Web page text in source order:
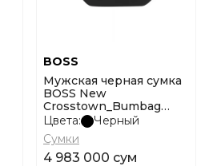
BOSS
Мужская черная сумка
BOSS New
Crosstown_Bumbag
размер onesi
Цвета:
Черный
Сумки
4 983 000 сум